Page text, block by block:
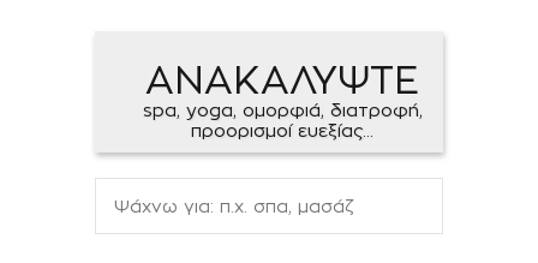
ΑΝΑΚΑΛΥΨΤΕ
spa, yoga, ομορφιά, διατροφή,
προορισμοί ευεξίας...